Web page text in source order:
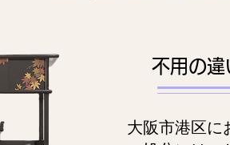
不用の違
大阪市港区に